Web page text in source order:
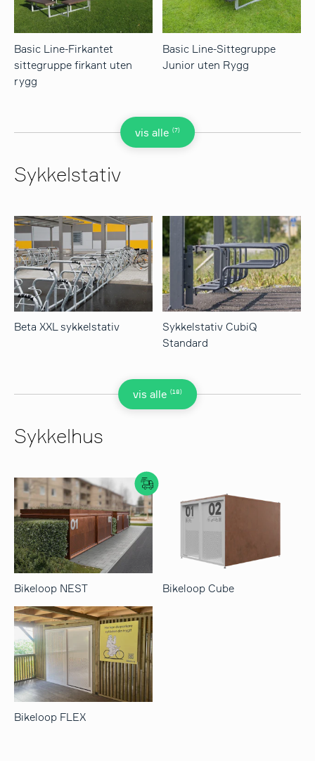
vis alle (7)
Basic Line-Firkantet
sittegruppe firkant uten
rygg
Basic Line-Sittegruppe
Junior uten Rygg
Sykkelstativ
vis alle (18)
Beta XXL sykkelstativ
Sykkelstativ CubiQ
Standard
Sykkelhus
Bikeloop NEST Bikeloop Cube
Bikeloop FLEX